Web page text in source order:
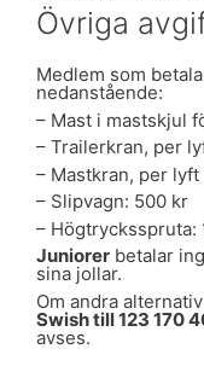
Övriga
Medlem som
nedanstående:
– Mast i mastskjul
– Trailerkran, per
– Mastkran, per
– Slipvagn: 500 kr
– Högtrycksspruta:
Juniorer betalar
sina jollar.
Om andra
Swish till 123 170
avses.